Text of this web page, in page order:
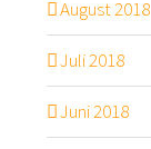
August 2018
Juli 2018
Juni 2018